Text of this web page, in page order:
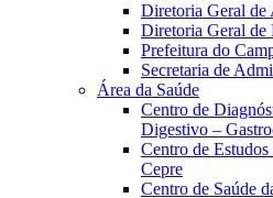
Diretoria Geral
Diretoria Geral de
Prefeitura do
Secretaria de
Área da Saúde
Centro de
Digestivo –
Centro de
Cepre
Centro de Saúde